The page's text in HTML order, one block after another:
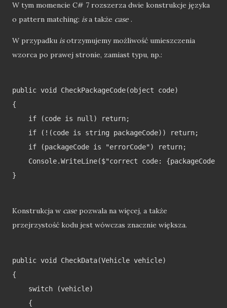
W tym momencie C# 7 rozszerza dwie konstrukcje języka
o pattern matching: isa także case .
W przypadku isotrzymujemy możliwość umieszczenia
wzorca po prawej stronie, zamiast typu, np.:
public void CheckPackageCode(object code)
{
    if (code is null) return;
    if (!(code is string packageCode)) return;
    if (packageCode is "errorCode") return;
Console.WriteLine($"correct code:
}
Konstrukcja w case pozwala na więcej, a także
przejrzystość kodu jest wówczas znacznie większa.
public void CheckData(Vehicle vehicle)
{
    switch (vehicle)
    {